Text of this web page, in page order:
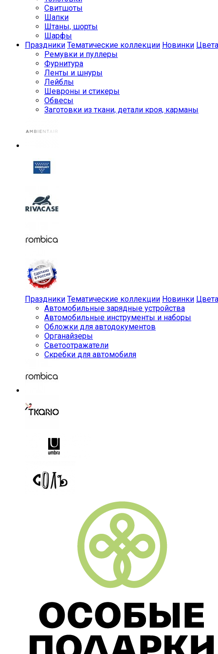
Свитшоты
Шапки
Штаны, шорты
Шарфы
Праздники Тематические коллекции Новинки Цвета
Ремувки и пуллеры
Фурнитура
Ленты и шнуры
Лейблы
Шевроны и стикеры
Обвесы
Заготовки из ткани, детали кроя, карманы
Праздники Тематические коллекции Новинки Цвета
Автомобильные зарядные устройства
Автомобильные инструменты и наборы
Обложки для автодокументов
Органайзеры
Светоотражатели
Скребки для автомобиля